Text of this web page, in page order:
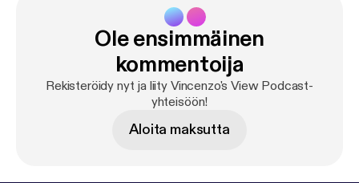
Ole ensimmäinen
kommentoija
Rekisteröidy nyt ja liity Vincenzo's View Podcast-
yhteisöön!
Aloita maksutta